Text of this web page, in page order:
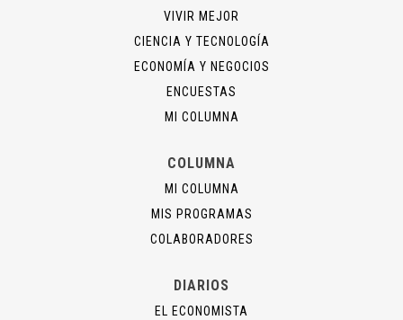
VIVIR MEJOR
CIENCIA Y TECNOLOGÍA
ECONOMÍA Y NEGOCIOS
ENCUESTAS
MI COLUMNA
COLUMNA
MI COLUMNA
MIS PROGRAMAS
COLABORADORES
DIARIOS
EL ECONOMISTA